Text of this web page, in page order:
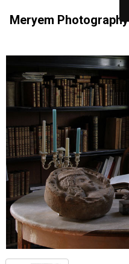
Meryem Photography